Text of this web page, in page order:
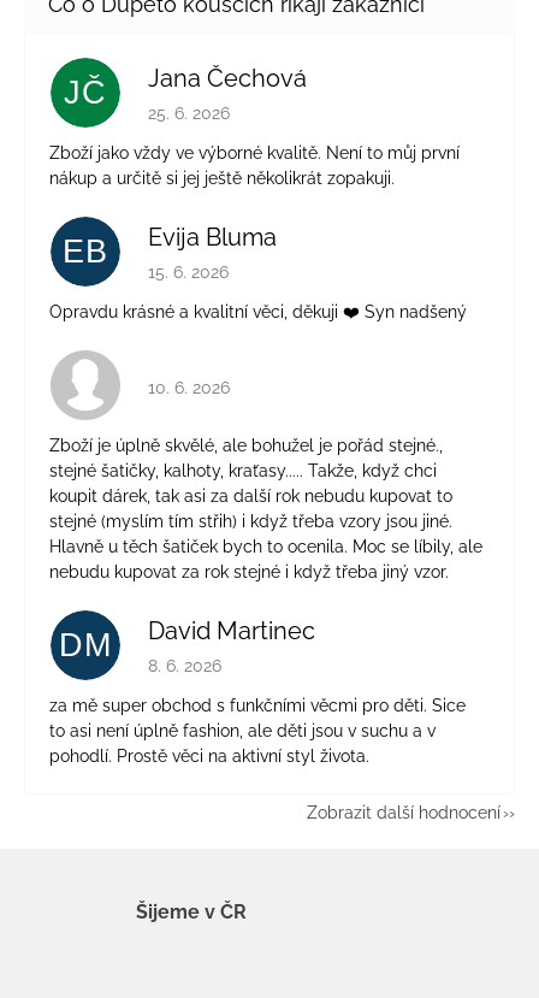
JČ Jana Čechová
Hodnocení obchodu je 5 z 5 hvězdiček.
25. 6. 2026
Zboží jako vždy ve výborné kvalitě. Není to můj první
nákup a určitě si jej ještě několikrát zopakuji.
EB Evija Bluma
Hodnocení obchodu je 5 z 5 hvězdiček.
15. 6. 2026
Opravdu krásné a kvalitní věci, děkuji ❤️ Syn nadšený
Hodnocení obchodu je 4 z 5 hvězdiček.
10. 6. 2026
Zboží je úplně skvělé, ale bohužel je pořád stejné.,
stejné šatičky, kalhoty, kraťasy..... Takže, když chci
koupit dárek, tak asi za další rok nebudu kupovat to
stejné (myslím tím střih) i když třeba vzory jsou jiné.
Hlavně u těch šatiček bych to ocenila. Moc se líbily, ale
nebudu kupovat za rok stejné i když třeba jiný vzor.
DM David Martinec
Hodnocení obchodu je 5 z 5 hvězdiček.
8. 6. 2026
za mě super obchod s funkčními věcmi pro děti. Sice
to asi není úplně fashion, ale děti jsou v suchu a v
pohodlí. Prostě věci na aktivní styl života.
Zobrazit další hodnocení
Šijeme v ČR